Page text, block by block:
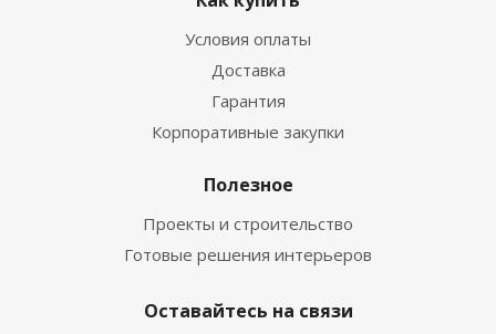
Условия оплаты
Доставка
Гарантия
Корпоративные закупки
Полезное
Проекты и строительство
Готовые решения интерьеров
Оставайтесь на связи